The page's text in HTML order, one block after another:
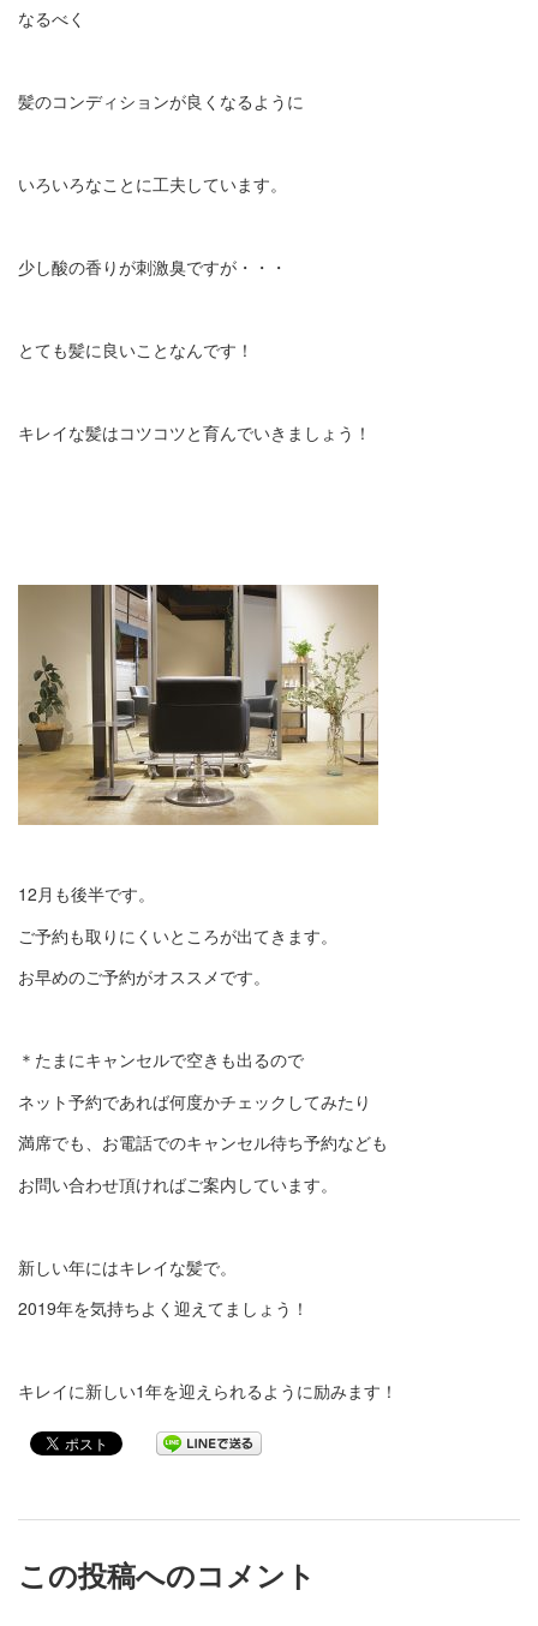
なるべく
髪のコンディションが良くなるように
いろいろなことに工夫しています。
少し酸の香りが刺激臭ですが・・・
とても髪に良いことなんです！
キレイな髪はコツコツと育んでいきましょう！
12月も後半です。
ご予約も取りにくいところが出てきます。
お早めのご予約がオススメです。
＊たまにキャンセルで空きも出るので
ネット予約であれば何度かチェックしてみたり
満席でも、お電話でのキャンセル待ち予約なども
お問い合わせ頂ければご案内しています。
新しい年にはキレイな髪で。
2019年を気持ちよく迎えてましょう！
キレイに新しい1年を迎えられるように励みます！
この投稿へのコメント